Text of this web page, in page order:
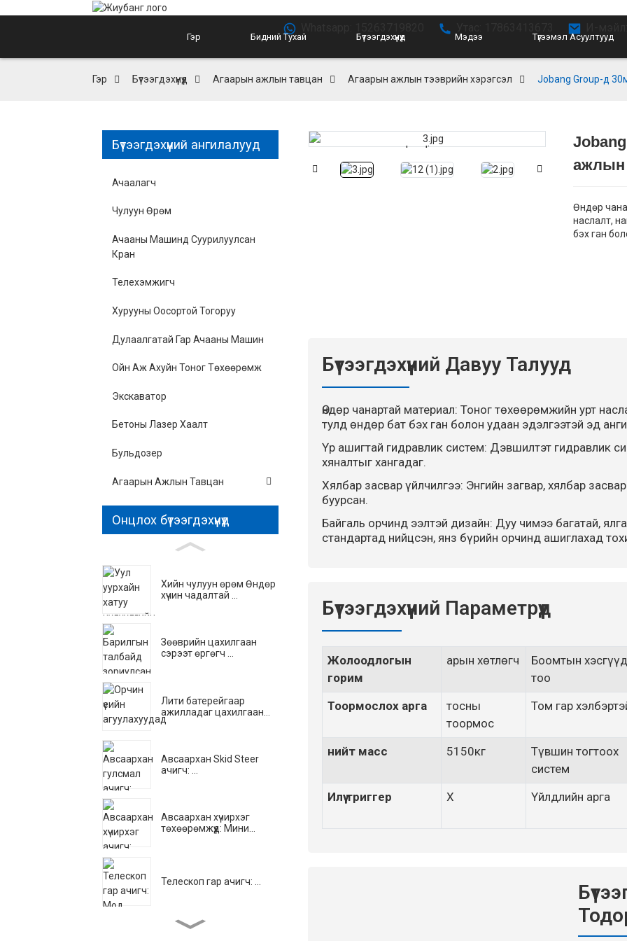
Гэр Бидний Тухай Бүтээгдэхүүнүүд Мэдээ Түгээмэл Асуултууд
Гэр Бүтээгдэхүүнүүд Агаарын ажлын тавцан Агаарын ажлын тээврийн хэрэгсэл Jobang Group-д
Бүтээгдэхүүний ангилалууд
Ачаалагч
Чулуун Өрөм
Ачааны Машинд Суурилуулсан
Кран
Телехэмжигч
Хурууны Оосортой Тогоруу
Дулаалгатай Гар Ачааны Машин
Ойн Аж Ахуйн Тоног Төхөөрөмж
Экскаватор
Бетоны Лазер Хаалт
Бульдозер
Агаарын Ажлын Тавцан
Онцлох бүтээгдэхүүнүүд
Хийн чулуун өрөм Өндөр
хүчин чадалтай ...
Зөөврийн цахилгаан
сэрээт өргөгч ...
Лити батерейгаар
ажилладаг цахилгаан...
Авсаархан Skid Steer
ачигч: ...
Авсаархан хүчирхэг
төхөөрөмжүүд: Мини...
Телескоп гар ачигч: ...
Loading...
Loading...
ажлын
Өндөр
наслалт,
бэх ган
Бүтээгдэхүүний Давуу Талууд
Өндөр чанартай материал: Тоног төхөөрөмжийн урт
тулд өндөр бат бэх ган болон удаан эдэлгээтэй эд
Үр ашигтай гидравлик систем: Дэвшилтэт гидравлик
хяналтыг хангадаг.
Хялбар засвар үйлчилгээ: Энгийн загвар, хялбар
буурсан.
Байгаль орчинд ээлтэй дизайн: Дуу чимээ багатай,
стандартад нийцсэн, янз бүрийн орчинд ашиглахад
Бүтээгдэхүүний Параметрүүд
Жолоодлогын
горим
арын хөтлөгч
Боомтын
тоо
Тоормослох арга
тосны
тоормос
Том гар
нийт масс 5150кг
Түвшин тогтоох
систем
Илүү триггер
X Үйлдлийн арга